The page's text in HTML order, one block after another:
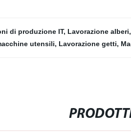
di produzione IT, Lavorazione alberi
utensili, Lavorazione getti,